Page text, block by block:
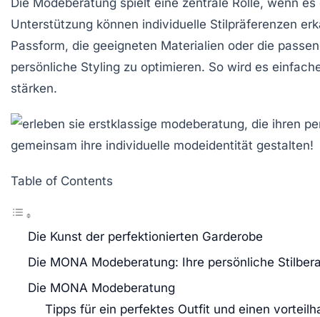
Unterstützung können individuelle Stilpräferenzen
Passform, die geeigneten Materialien oder die
persönliche Styling zu optimieren. So wird es
stärken.
Table of Contents
Die Kunst der perfektionierten Garderobe
Die MONA Modeberatung: Ihre persönliche
Die MONA Modeberatung
Tipps für ein perfektes Outfit und einen